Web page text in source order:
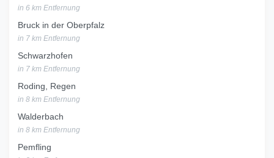
in 6 km Entfernung
Bruck in der Oberpfalz
in 7 km Entfernung
Schwarzhofen
in 7 km Entfernung
Roding, Regen
in 8 km Entfernung
Walderbach
in 8 km Entfernung
Pemfling